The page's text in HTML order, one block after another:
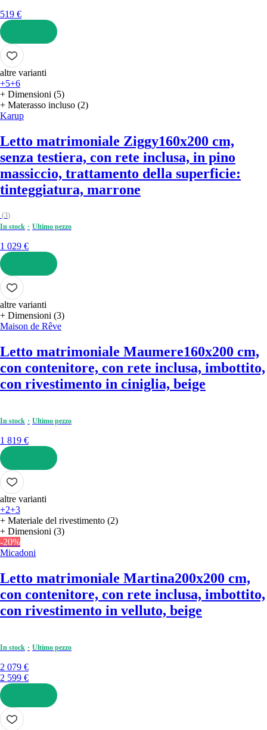
519 €
AGGIUNGI
altre varianti
+5+6
+ Dimensioni (5)
+ Materasso incluso (2)
Karup
Letto matrimoniale Ziggy160x200 cm,
senza testiera, con rete inclusa, in pino
massiccio, trattamento della superficie:
tinteggiatura, marrone
(3)
In stock
Ultimo pezzo
1 029 €
AGGIUNGI
altre varianti
+ Dimensioni (3)
Maison de Rêve
Letto matrimoniale Maumere160x200 cm,
con contenitore, con rete inclusa, imbottito,
con rivestimento in ciniglia, beige
In stock Ultimo pezzo
1 819 €
AGGIUNGI
altre varianti
+2+3
+ Materiale del rivestimento (2)
+ Dimensioni (3)
-20%
Micadoni
Letto matrimoniale Martina200x200 cm,
con contenitore, con rete inclusa, imbottito,
con rivestimento in velluto, beige
In stock Ultimo pezzo
2 079 €
2 599 €
AGGIUNGI